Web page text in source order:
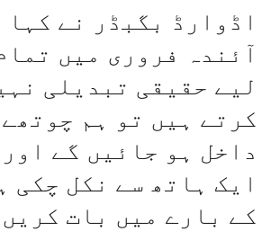
اڈوارڈ بگبڈر نے کہا
آئندہ فروری میں
لیے حقیقی تبدیلی
کرتے ہیں تو ہم
داخل ہو جائیں گے
ایک ہاتھ سے نکل چکی
کے بارے میں بات